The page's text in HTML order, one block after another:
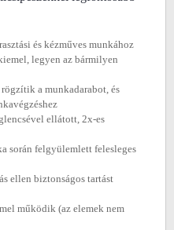
és kézműves munkához
legyen az bármilyen
a munkadarabot, és
ellátott, 2x-es
során felgyülemlett felesleges
ellen biztonságos tartást
működik (az elemek nem